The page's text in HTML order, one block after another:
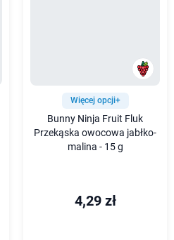
Więcej opcji+
Bunny Ninja Fruit Fluk
Przekąska owocowa jabłko-
malina - 15 g
4,29 zł